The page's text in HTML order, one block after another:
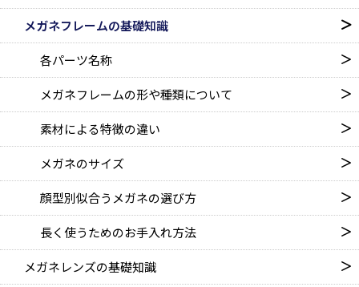
メガネフレームの基礎知識
各パーツ名称
メガネフレームの形や種類について
素材による特徴の違い
メガネのサイズ
顔型別似合うメガネの選び方
長く使うためのお手入れ方法
メガネレンズの基礎知識